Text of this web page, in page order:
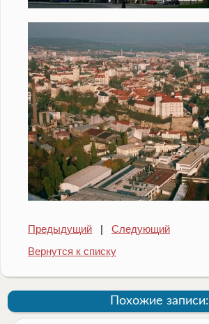
Предыдущий | Следующий
Вернутся к списку
Похожие записи: